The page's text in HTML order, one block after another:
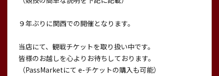
９年ぶりに関西での開催となります。
当店にて、観戦チケットを取り扱い中です。
皆様のお越しを心よりお待ちしております。
（PassMarketにて e-チケットの購入も可能）